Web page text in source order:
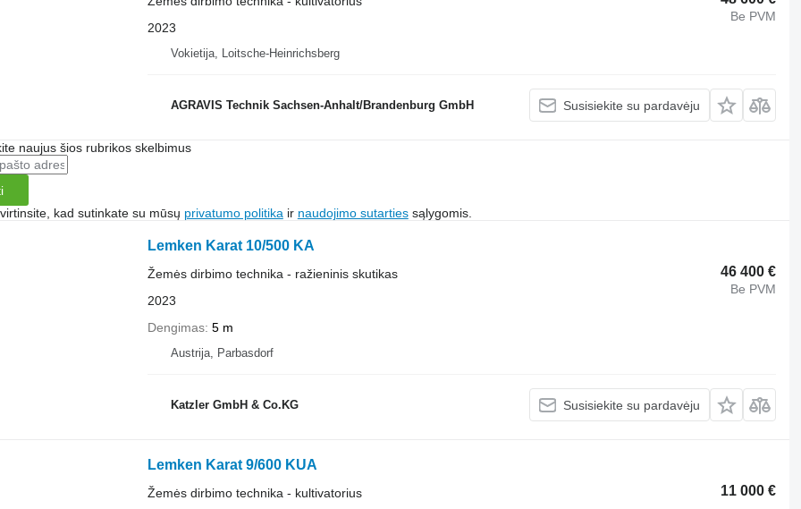
Be PVM
2023
Vokietija, Loitsche-Heinrichsberg
AGRAVIS Technik Sachsen-Anhalt/Brandenburg GmbH Susisiekite su pardavėju
naujus šios rubrikos skelbimus
kad sutinkate su mūsų privatumo politika ir naudojimo sutartiessąlygomis.
Lemken Karat 10/500 KA
46 400 €
Be PVM
Žemės dirbimo technika - ražieninis skutikas
2023
Dengimas 5 m
Austrija, Parbasdorf
Katzler GmbH & Co.KG Susisiekite su pardavėju
Lemken Karat 9/600 KUA
11 000 €
Žemės dirbimo technika - kultivatorius